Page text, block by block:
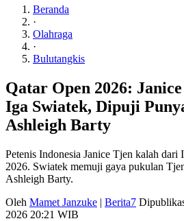
Beranda
·
Olahraga
·
Bulutangkis
Qatar Open 2026:
Iga Swiatek, Dipuji
Ashleigh Barty
Petenis Indonesia Janice Tjen kalah dari
2026. Swiatek memuji gaya pukulan
Ashleigh Barty.
Oleh Mamet Janzuke | Berita7
2026 20:21 WIB